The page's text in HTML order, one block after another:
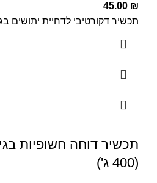
45.00 ₪
תכשיר דקורטיבי לדחיית יתושים
(400 ג')